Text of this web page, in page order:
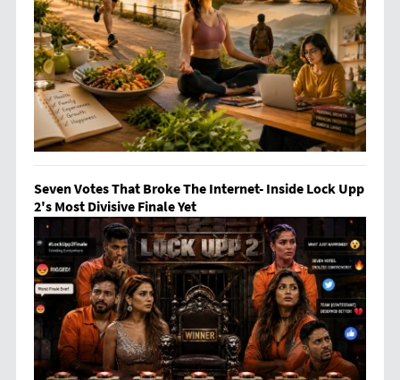
Seven Votes That Broke The Internet- Inside Lock Upp
2's Most Divisive Finale Yet